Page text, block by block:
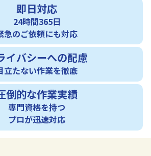
即日対応
24時間365日
急のご依頼にも対応
イバシーへの配慮
立たない作業を徹底
倒的な作業実績
専門資格を持つ
プロが迅速対応